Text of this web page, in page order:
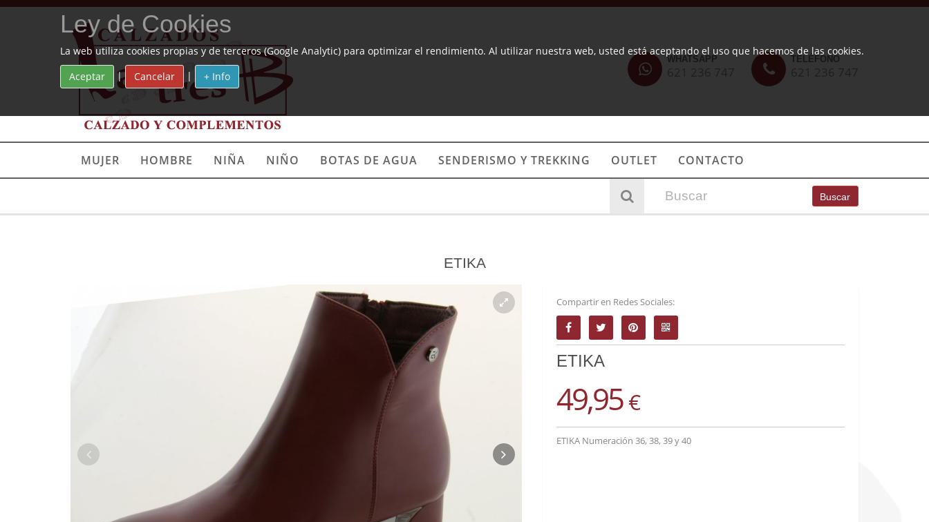
WHATSAPP TELÉFONO
MUJER HOMBRE NIÑA NIÑO BOTAS DE AGUA SENDERISMO Y TREKKING OUTLET CONTACTO
Buscar
ETIKA
Compartir en Redes Sociales:
ETIKA
49,95 €
ETIKA Numeración 36, 38, 39 y 40
Ley de Cookies
La web utiliza cookies propias y de terceros (Google Analytic) para optimizar el rendimiento. Al utilizar nuestra web, usted está aceptando el uso que hacemos de las cookies.
Aceptar
| Cancelar | + Info